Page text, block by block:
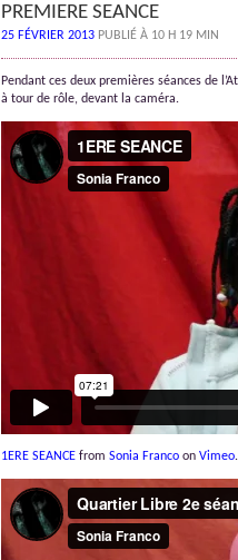
PREMIERE SEANCE
25 FÉVRIER 2013 PUBLIÉ À 10 H 19 MIN
Pendant ces deux premières séances de
à tour de rôle, devant la caméra.
1ERE SEANCE from Sonia Franco on Vimeo.